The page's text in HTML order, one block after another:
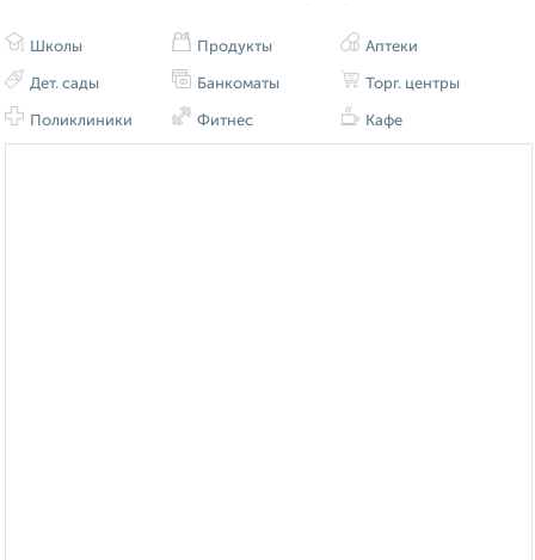
Школы
Дет. сады
Поликлиники
Продукты
Банкоматы
Фитнес
Аптеки
Торг. центры
Кафе